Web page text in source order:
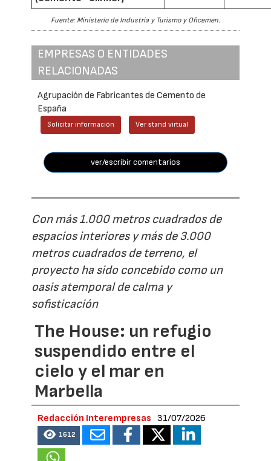
Fuente: Ministerio de Industria y Turismo y Oficemen.
EMPRESAS O ENTIDADES
RELACIONADAS
Agrupación de Fabricantes de Cemento de
España
Solicitar información Ver stand virtual
ver/escribir comentarios
Con más 1.000 metros cuadrados de
espacios interiores y más de 3.000
metros cuadrados de terreno, el
proyecto ha sido concebido como un
oasis atemporal de calma y
sofisticación
The House: un refugio
suspendido entre el
cielo y el mar en
Marbella
Redacción Interempresas 31/07/2026
1612